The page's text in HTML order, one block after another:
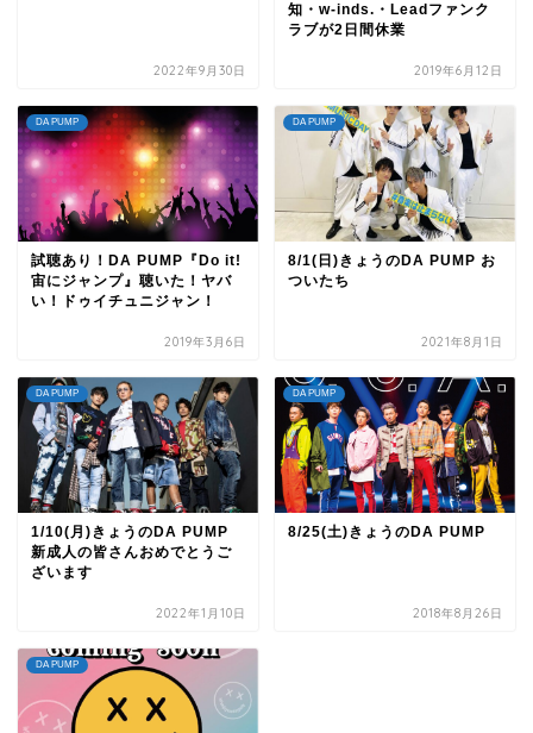
2022年9月30日
知・w-inds.・Leadファンク
ラブが2日間休業
2019年6月12日
DA PUMP
試聴あり！DA PUMP『Do it!
宙にジャンプ』聴いた！ヤバ
い！ドゥイチュニジャン！
2019年3月6日
DA PUMP
8/1(日)きょうのDA PUMP お
ついたち
2021年8月1日
DA PUMP
1/10(月)きょうのDA PUMP
新成人の皆さんおめでとうご
ざいます
2022年1月10日
DA PUMP
8/25(土)きょうのDA PUMP
2018年8月26日
DA PUMP